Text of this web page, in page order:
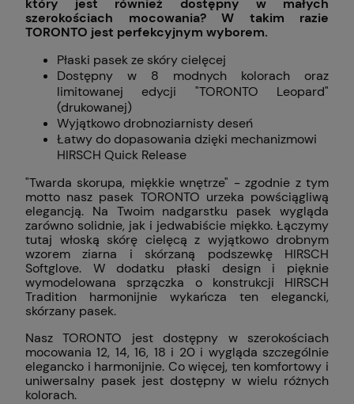
który jest również dostępny w małych
szerokościach mocowania? W takim razie
TORONTO jest perfekcyjnym wyborem.
Płaski pasek ze skóry cielęcej
Dostępny w 8 modnych kolorach oraz
limitowanej edycji "TORONTO Leopard"
(drukowanej)
Wyjątkowo drobnoziarnisty deseń
Łatwy do dopasowania dzięki mechanizmowi
HIRSCH Quick Release
"Twarda skorupa, miękkie wnętrze" - zgodnie z tym
motto nasz pasek TORONTO urzeka powściągliwą
elegancją. Na Twoim nadgarstku pasek wygląda
zarówno solidnie, jak i jedwabiście miękko. Łączymy
tutaj włoską skórę cielęcą z wyjątkowo drobnym
wzorem ziarna i skórzaną podszewkę HIRSCH
Softglove. W dodatku płaski design i pięknie
wymodelowana sprzączka o konstrukcji HIRSCH
Tradition harmonijnie wykańcza ten elegancki,
skórzany pasek.
Nasz TORONTO jest dostępny w szerokościach
mocowania 12, 14, 16, 18 i 20 i wygląda szczególnie
elegancko i harmonijnie. Co więcej, ten komfortowy i
uniwersalny pasek jest dostępny w wielu różnych
kolorach.